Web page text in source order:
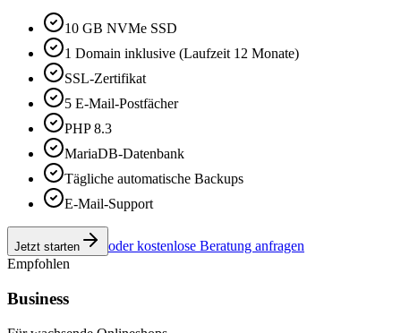
10 GB NVMe SSD
1 Domain inklusive (Laufzeit 12 Monate)
SSL-Zertifikat
5 E-Mail-Postfächer
PHP 8.3
MariaDB-Datenbank
Tägliche automatische Backups
E-Mail-Support
Jetzt starten
oder kostenlose Beratung anfragen
Empfohlen
Business